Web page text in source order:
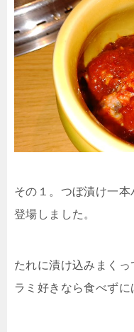
その１。つぼ漬け一
登場しました。
たれに漬け込みまく
ラミ好きなら食べずに